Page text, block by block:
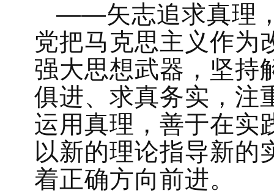
——矢志追求真理
党把马克思主义作为
强大思想武器，坚持
俱进、求真务实，注
运用真理，善于在实
以新的理论指导新的
着正确方向前进。